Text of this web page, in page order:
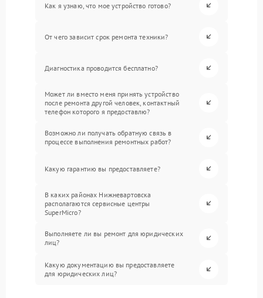
Как я узнаю, что мое устройство готово?
От чего зависит срок ремонта техники?
Диагностика проводится бесплатно?
Может ли вместо меня принять устройство
после ремонта другой человек, контактный
телефон которого я предоставлю?
Возможно ли получать обратную связь в
процессе выполнения ремонтных работ?
Какую гарантию вы предоставляете?
В каких районах Нижневартовска
располагаются сервисные центры
SuperMicro?
Выполняете ли вы ремонт для юридических
лиц?
Какую документацию вы предоставляете
для юридических лиц?